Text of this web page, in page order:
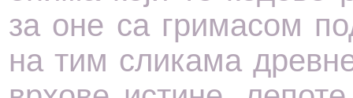
за оне са гримасом
на тим сликама